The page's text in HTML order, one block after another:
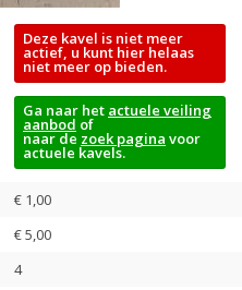
Deze kavel is niet meer
actief, u kunt hier helaas
niet meer op bieden.
Ga naar het actuele veiling
aanbod of
naar de zoek pagina voor
actuele kavels.
€ 1,00
€5,00
4